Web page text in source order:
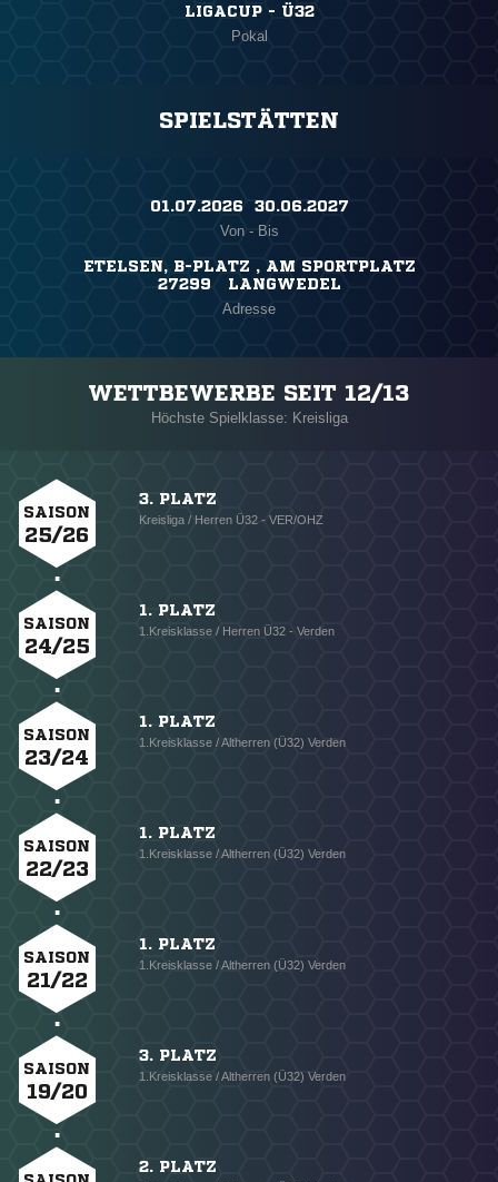
LIGACUP - Ü32
Pokal
SPIELSTÄTTEN
01.07.2026 ​ 30.06.2027
Von - Bis
ETELSEN, B-PLATZ , AM SPORTPLATZ
27299 LANGWEDEL
Adresse
WETTBEWERBE SEIT 12/13
Höchste Spielklasse: Kreisliga
SAISON
25/26
3. PLATZ
Kreisliga / Herren Ü32 - VER/OHZ
SAISON
24/25
1. PLATZ
1.Kreisklasse / Herren Ü32 - Verden
SAISON
23/24
1. PLATZ
1.Kreisklasse / Altherren (Ü32) Verden
SAISON
22/23
1. PLATZ
1.Kreisklasse / Altherren (Ü32) Verden
SAISON
21/22
1. PLATZ
1.Kreisklasse / Altherren (Ü32) Verden
SAISON
19/20
3. PLATZ
1.Kreisklasse / Altherren (Ü32) Verden
2. PLATZ